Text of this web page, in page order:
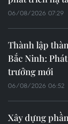
06/08/2026 07:29
Thành lập
Bắc Ninh:
trưởng mới
06/08/2026 06:52
Xây dựng